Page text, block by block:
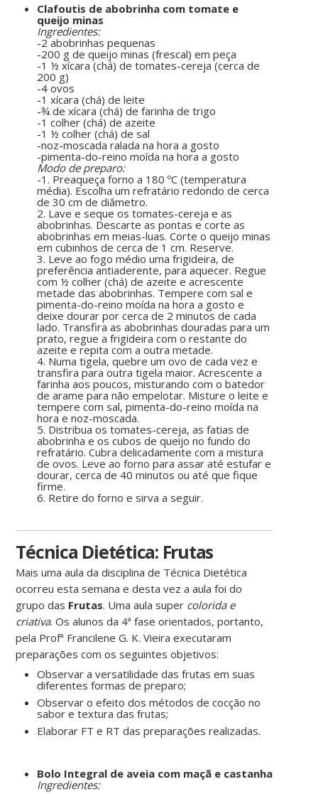
Clafoutis de abobrinha com tomate e
queijo minas
Ingredientes:
-2 abobrinhas pequenas
-200 g de queijo minas (frescal) em peça
-1 ½ xícara (chá) de tomates-cereja (cerca de
200 g)
-4 ovos
-1 xícara (chá) de leite
-¾ de xícara (chá) de farinha de trigo
-1 colher (chá) de azeite
-1 ½ colher (chá) de sal
-noz-moscada ralada na hora a gosto
-pimenta-do-reino moída na hora a gosto
Modo de preparo:
-1. Preaqueça forno a 180 ºC (temperatura
média). Escolha um refratário redondo de cerca
de 30 cm de diâmetro.
2. Lave e seque os tomates-cereja e as
abobrinhas. Descarte as pontas e corte as
abobrinhas em meias-luas. Corte o queijo minas
em cubinhos de cerca de 1 cm. Reserve.
3. Leve ao fogo médio uma frigideira, de
preferência antiaderente, para aquecer. Regue
com ½ colher (chá) de azeite e acrescente
metade das abobrinhas. Tempere com sal e
pimenta-do-reino moída na hora a gosto e
deixe dourar por cerca de 2 minutos de cada
lado. Transfira as abobrinhas douradas para um
prato, regue a frigideira com o restante do
azeite e repita com a outra metade.
4. Numa tigela, quebre um ovo de cada vez e
transfira para outra tigela maior. Acrescente a
farinha aos poucos, misturando com o batedor
de arame para não empelotar. Misture o leite e
tempere com sal, pimenta-do-reino moída na
hora e noz-moscada.
5. Distribua os tomates-cereja, as fatias de
abobrinha e os cubos de queijo no fundo do
refratário. Cubra delicadamente com a mistura
de ovos. Leve ao forno para assar até estufar e
dourar, cerca de 40 minutos ou até que fique
firme.
6. Retire do forno e sirva a seguir.
Técnica Dietética: Frutas
Mais uma aula da disciplina de Técnica Dietética
ocorreu esta semana e desta vez a aula foi do
grupo das Frutas. Uma aula super colorida e
criativa. Os alunos da 4ª fase orientados, portanto,
pela Profª Francilene G. K. Vieira executaram
preparações com os seguintes objetivos:
Observar a versatilidade das frutas em suas
diferentes formas de preparo;
Observar o efeito dos métodos de cocção no
sabor e textura das frutas;
Elaborar FT e RT das preparações realizadas.
Bolo Integral de aveia com maçã e castanha
Ingredientes: